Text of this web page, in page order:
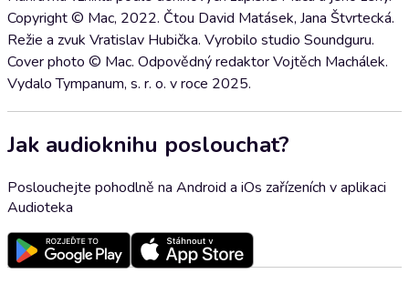
Copyright © Mac, 2022. Čtou David Matásek, Jana Štvrtecká.
Režie a zvuk Vratislav Hubička. Vyrobilo studio Soundguru.
Cover photo © Mac. Odpovědný redaktor Vojtěch Machálek.
Vydalo Tympanum, s. r. o. v roce 2025.
Jak audioknihu poslouchat?
Poslouchejte pohodlně na Android a iOs zařízeních v aplikaci
Audioteka